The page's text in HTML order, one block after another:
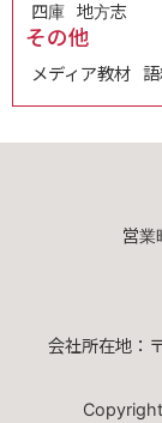
四庫 地方志
その他
メディア教材
営業
会社所在地：